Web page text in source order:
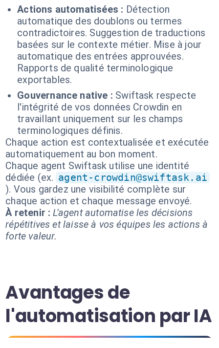
Actions automatisées : Détection
automatique des doublons ou termes
contradictoires. Suggestion de traductions
basées sur le contexte métier. Mise à jour
automatique des entrées approuvées.
Rapports de qualité terminologique
exportables.
Gouvernance native : Swiftask respecte
l'intégrité de vos données Crowdin en
travaillant uniquement sur les champs
terminologiques définis.
Chaque action est contextualisée et exécutée
automatiquement au bon moment.
Chaque agent Swiftask utilise une identité
dédiée (ex. agent-crowdin@swiftask.ai
). Vous gardez une visibilité complète sur
chaque action et chaque message envoyé.
À retenir : L'agent automatise les décisions
répétitives et laisse à vos équipes les actions à
forte valeur.
Avantages de
l'automatisation par IA